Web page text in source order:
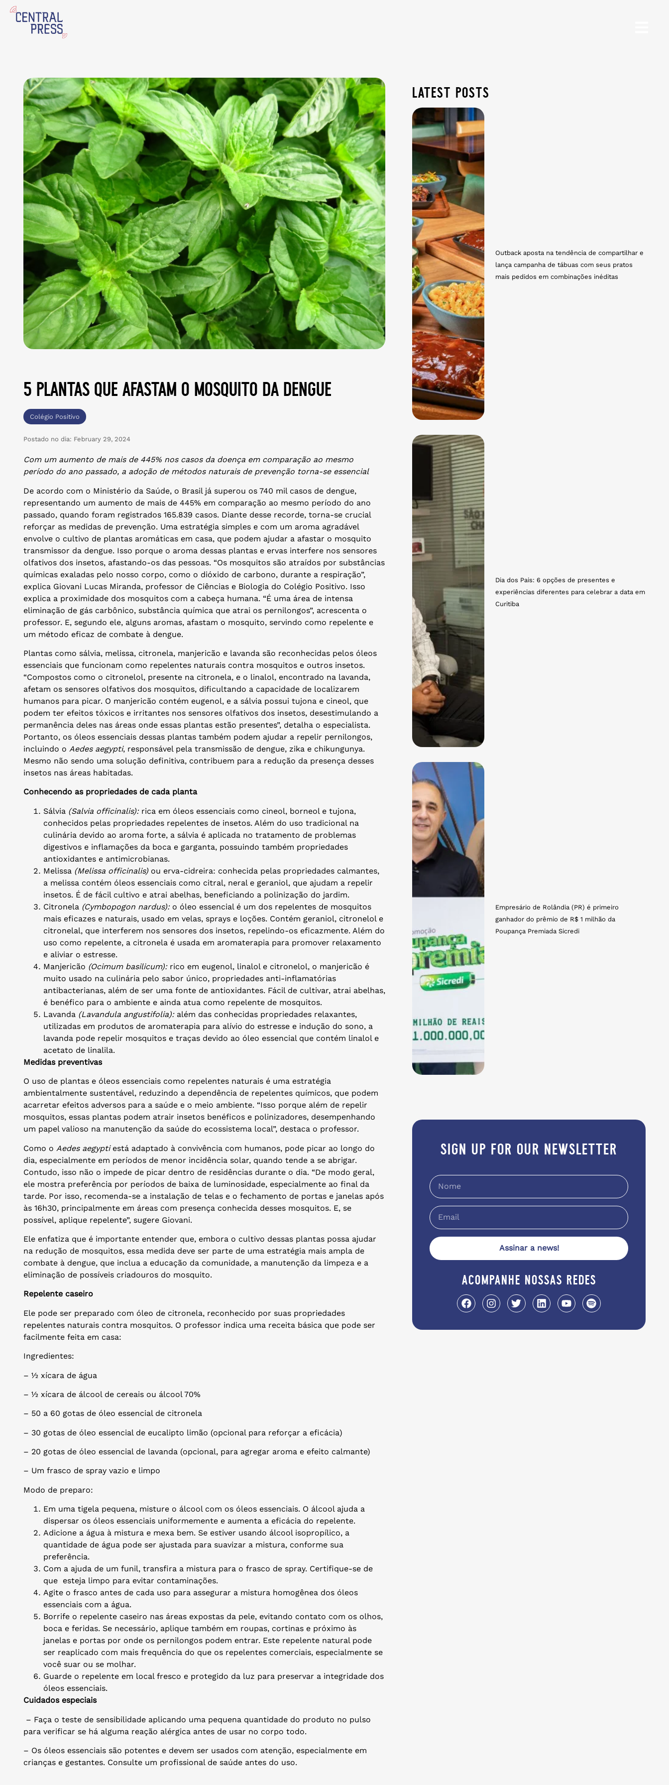
5 plantas que afastam o mosquito da dengue
Colégio Positivo
Postado no dia: February 29, 2024
Com um aumento de mais de 445% nos casos da doença em comparação ao mesmo
período do ano passado, a adoção de métodos naturais de prevenção torna-se essencial
De acordo com o Ministério da Saúde, o Brasil já superou os 740 mil casos de dengue,
representando um aumento de mais de 445% em comparação ao mesmo período do ano
passado, quando foram registrados 165.839 casos. Diante desse recorde, torna-se crucial
reforçar as medidas de prevenção. Uma estratégia simples e com um aroma agradável
envolve o cultivo de plantas aromáticas em casa, que podem ajudar a afastar o mosquito
transmissor da dengue. Isso porque o aroma dessas plantas e ervas interfere nos sensores
olfativos dos insetos, afastando-os das pessoas. “Os mosquitos são atraídos por substâncias
químicas exaladas pelo nosso corpo, como o dióxido de carbono, durante a respiração”,
explica Giovani Lucas Miranda, professor de Ciências e Biologia do Colégio Positivo. Isso
explica a proximidade dos mosquitos com a cabeça humana. “É uma área de intensa
eliminação de gás carbônico, substância química que atrai os pernilongos”, acrescenta o
professor. E, segundo ele, alguns aromas, afastam o mosquito, servindo como repelente e
um método eficaz de combate à dengue.
Plantas como sálvia, melissa, citronela, manjericão e lavanda são reconhecidas pelos óleos
essenciais que funcionam como repelentes naturais contra mosquitos e outros insetos.
“Compostos como o citronelol, presente na citronela, e o linalol, encontrado na lavanda,
afetam os sensores olfativos dos mosquitos, dificultando a capacidade de localizarem
humanos para picar. O manjericão contém eugenol, e a sálvia possui tujona e cineol, que
podem ter efeitos tóxicos e irritantes nos sensores olfativos dos insetos, desestimulando a
permanência deles nas áreas onde essas plantas estão presentes”, detalha o especialista.
Portanto, os óleos essenciais dessas plantas também podem ajudar a repelir pernilongos,
incluindo o Aedes aegypti, responsável pela transmissão de dengue, zika e chikungunya.
Mesmo não sendo uma solução definitiva, contribuem para a redução da presença desses
insetos nas áreas habitadas.
Conhecendo as propriedades de cada planta
Sálvia (Salvia officinalis):rica em óleos essenciais como cineol, borneol e tujona,
conhecidos pelas propriedades repelentes de insetos. Além do uso tradicional na
culinária devido ao aroma forte, a sálvia é aplicada no tratamento de problemas
digestivos e inflamações da boca e garganta, possuindo também propriedades
antioxidantes e antimicrobianas.
Melissa (Melissa officinalis) ou erva-cidreira: conhecida pelas propriedades calmantes,
a melissa contém óleos essenciais como citral, neral e geraniol, que ajudam a repelir
insetos. É de fácil cultivo e atrai abelhas, beneficiando a polinização do jardim.
Citronela (Cymbopogon nardus): o óleo essencial é um dos repelentes de mosquitos
mais eficazes e naturais, usado em velas, sprays e loções. Contém geraniol, citronelol e
citronelal, que interferem nos sensores dos insetos, repelindo-os eficazmente. Além do
uso como repelente, a citronela é usada em aromaterapia para promover relaxamento
e aliviar o estresse.
Manjericão (Ocimum basilicum):rico em eugenol, linalol e citronelol, o manjericão é
muito usado na culinária pelo sabor único, propriedades anti-inflamatórias
antibacterianas, além de ser uma fonte de antioxidantes. Fácil de cultivar, atrai abelhas,
é benéfico para o ambiente e ainda atua como repelente de mosquitos.
Lavanda (Lavandula angustifolia): além das conhecidas propriedades relaxantes,
utilizadas em produtos de aromaterapia para alívio do estresse e indução do sono, a
lavanda pode repelir mosquitos e traças devido ao óleo essencial que contém linalol e
acetato de linalila.
Medidas preventivas
O uso de plantas e óleos essenciais como repelentes naturais é uma estratégia
ambientalmente sustentável, reduzindo a dependência de repelentes químicos, que podem
acarretar efeitos adversos para a saúde e o meio ambiente. “Isso porque além de repelir
mosquitos, essas plantas podem atrair insetos benéficos e polinizadores, desempenhando
um papel valioso na manutenção da saúde do ecossistema local”, destaca o professor.
Como o Aedes aegyptiestá adaptado à convivência com humanos, pode picar ao longo do
dia, especialmente em períodos de menor incidência solar, quando tende a se abrigar.
Contudo, isso não o impede de picar dentro de residências durante o dia. “De modo geral,
ele mostra preferência por períodos de baixa de luminosidade, especialmente ao final da
tarde. Por isso, recomenda-se a instalação de telas e o fechamento de portas e janelas após
às 16h30, principalmente em áreas com presença conhecida desses mosquitos. E, se
possível, aplique repelente”, sugere Giovani.
Ele enfatiza que é importante entender que, embora o cultivo dessas plantas possa ajudar
na redução de mosquitos, essa medida deve ser parte de uma estratégia mais ampla de
combate à dengue, que inclua a educação da comunidade, a manutenção da limpeza e a
eliminação de possíveis criadouros do mosquito.
Repelente caseiro
Ele pode ser preparado com óleo de citronela, reconhecido por suas propriedades
repelentes naturais contra mosquitos. O professor indica uma receita básica que pode ser
facilmente feita em casa:
Ingredientes:
– ½ xícara de água
– ½ xícara de álcool de cereais ou álcool 70%
– 50 a 60 gotas de óleo essencial de citronela
– 30 gotas de óleo essencial de eucalipto limão (opcional para reforçar a eficácia)
– 20 gotas de óleo essencial de lavanda (opcional, para agregar aroma e efeito calmante)
– Um frasco de spray vazio e limpo
Modo de preparo:
Em uma tigela pequena, misture o álcool com os óleos essenciais. O álcool ajuda a
dispersar os óleos essenciais uniformemente e aumenta a eficácia do repelente.
Adicione a água à mistura e mexa bem. Se estiver usando álcool isopropílico, a
quantidade de água pode ser ajustada para suavizar a mistura, conforme sua
preferência.
Com a ajuda de um funil, transfira a mistura para o frasco de spray. Certifique-se de
que esteja limpo para evitar contaminações.
Agite o frasco antes de cada uso para assegurar a mistura homogênea dos óleos
essenciais com a água.
Borrife o repelente caseiro nas áreas expostas da pele, evitando contato com os olhos,
boca e feridas. Se necessário, aplique também em roupas, cortinas e próximo às
janelas e portas por onde os pernilongos podem entrar. Este repelente natural pode
ser reaplicado com mais frequência do que os repelentes comerciais, especialmente se
você suar ou se molhar.
Guarde o repelente em local fresco e protegido da luz para preservar a integridade dos
óleos essenciais.
Cuidados especiais
– Faça o teste de sensibilidade aplicando uma pequena quantidade do produto no pulso
para verificar se há alguma reação alérgica antes de usar no corpo todo.
– Os óleos essenciais são potentes e devem ser usados com atenção, especialmente em
crianças e gestantes. Consulte um profissional de saúde antes do uso.
latest posts
Outback aposta na tendência de compartilhar e
lança campanha de tábuas com seus pratos
mais pedidos em combinações inéditas
Dia dos Pais: 6 opções de presentes e
experiências diferentes para celebrar a data em
Curitiba
Empresário de Rolândia (PR) é primeiro
ganhador do prêmio de R$ 1 milhão da
Poupança Premiada Sicredi
sign up for our newsletter
Assinar a news!
acompanhe nossas redes